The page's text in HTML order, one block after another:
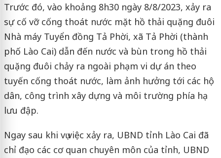
Trước đó, vào khoảng 8h30 ngày 8/8/2023, xảy ra
sự cố vỡ cống thoát nước mặt hồ thải quặng đuôi
Nhà máy Tuyển đồng Tả Phời, xã Tả Phời (thành
phố Lào Cai) dẫn đến nước và bùn trong hồ thải
quặng đuôi chảy ra ngoài phạm vi dự án theo
tuyến cống thoát nước, làm ảnh hưởng tới các hộ
dân, công trình xây dựng và môi trường phía hạ
lưu đập.
Ngay sau khi vụ việc xảy ra, UBND tỉnh Lào Cai đã
chỉ đạo các cơ quan chuyên môn của tỉnh, UBND